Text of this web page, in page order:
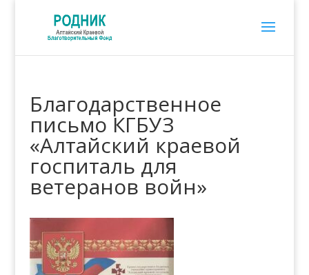
Благодарственное
письмо КГБУЗ
«Алтайский краевой
госпиталь для
ветеранов войн»